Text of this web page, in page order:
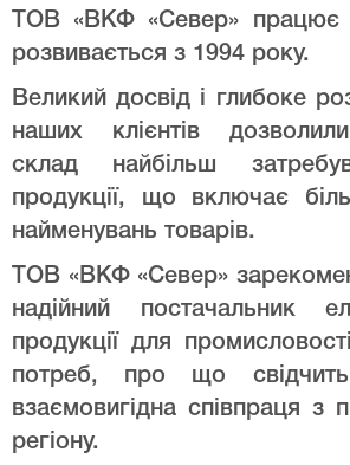
ТОВ «ВКФ «Север» працює
розвивається з 1994 року.
Великий досвід і глибоке
наших клієнтів
склад найбільш
продукції, що включає
найменувань товарів.
ТОВ «ВКФ «Север»
надійний постачальник
продукції для
потреб, про що
взаємовигідна співпраця з
регіону.